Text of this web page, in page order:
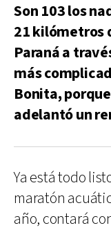
Son 103 los
21 kilómetros
Paraná a
más
Bonita,
adelantó un
Ya está todo
maratón
año, contará